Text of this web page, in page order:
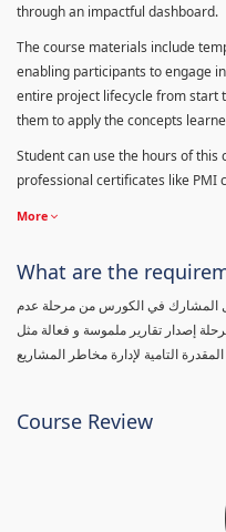
through an impactful dashboard.
The course materials include
enabling participants to engage
entire project lifecycle from start
them to apply the concepts
Student can use the hours of this
professional certificates like PMI
More
What are the
على نقل المشارك في الكورس من مرحلة عدم
إصدار تقارير ملموسة و فعالة مثل
Course Review